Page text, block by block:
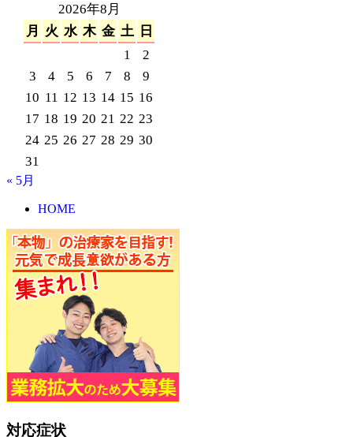
2026年8月
月
火 水 木 金 土 日
1
2
3
4 5 6 7 8
9
10 11 12 13 14 15 16
17 18 19 20 21 22 23
24 25 26 27 28 29 30
31
« 5月
HOME
対応症状